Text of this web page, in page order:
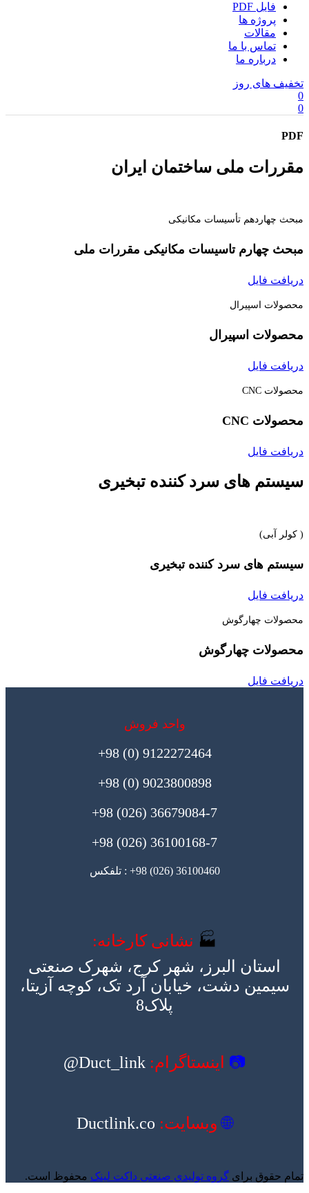
فایل PDF
پروژه ها
مقالات
تماس با ما
درباره ما
تخفیف های روز
0
0
PDF
مقررات ملی ساختمان ايران
مبحث چهاردهم تأسيسات مكانيكی
مبحث چهارم تاسیسات مکانیکی مقررات ملی
دریافت فایل
محصولات اسپیرال
محصولات اسپیرال
دریافت فایل
محصولات CNC
محصولات CNC
دریافت فایل
سیستم های سرد کننده تبخیری
( کولر آبی)
سیستم های سرد کننده تبخیری
دریافت فایل
محصولات چهارگوش
محصولات چهارگوش
دریافت فایل
واحد فروش
9122272464 (0) 98+
9023800898 (0) 98+
36679084-7 (026) 98+
36100168-7 (026) 98+
36100460 (026) 98+ : تلفکس
🏭 نشانی کارخانه:
استان البرز، شهر کرج، شهرک صنعتی
سیمین دشت، خیابان آرد تک، کوچه آزیتا،
پلاک8
📷 اینستاگرام:
🌐 وبسایت:
تمام حقوق برای گروه تولیدی صنعتی داکت لینک محفوظ است.